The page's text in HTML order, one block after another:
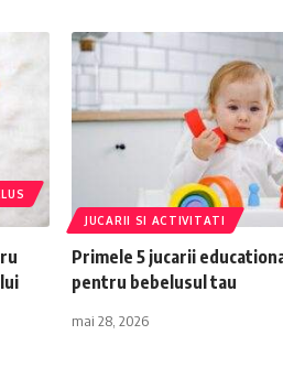
JUCARII SI ACTIVITATI
Primele 5 jucarii
pentru bebelusul tau
mai 28, 2026